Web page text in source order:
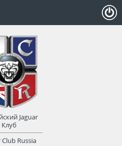
Jaguar
Клуб
Club Russia